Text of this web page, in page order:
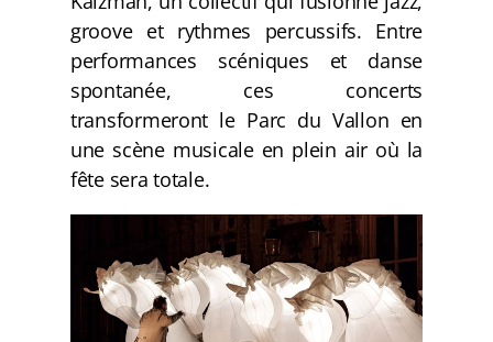
groove et rythmes percussifs. Entre
performances scéniques et danse
spontanée, ces concerts
transformeront le Parc du Vallon en
une scène musicale en plein air où la
fête sera totale.